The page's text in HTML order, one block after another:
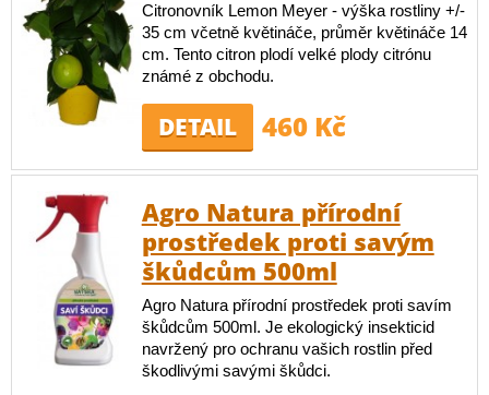
Citronovník Lemon Meyer - výška rostliny +/-
35 cm včetně květináče, průměr květináče 14
cm. Tento citron plodí velké plody citrónu
známé z obchodu.
DETAIL 460 Kč
Agro Natura přírodní
prostředek proti savým
škůdcům 500ml
Agro Natura přírodní prostředek proti savím
škůdcům 500ml. Je ekologický insekticid
navržený pro ochranu vašich rostlin před
škodlivými savými škůdci.